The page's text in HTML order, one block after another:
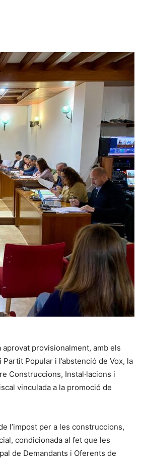
aprovat provisionalment, amb els
Popular i l’abstenció de Vox, la
Construccions, Instal·lacions i
vinculada a la promoció de
l’impost per a les construccions,
condicionada al fet que les
de Demandants i Oferents de